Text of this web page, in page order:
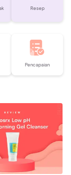
Resep
Pencapaian